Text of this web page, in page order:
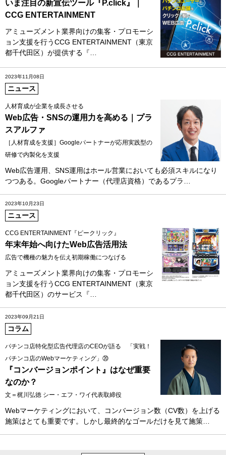
いま注目の新宣伝ツール『P.click』｜
CCG ENTERTAINMENT
アミューズメント業界向けの集客・プロモーシ
ョン支援を行うCCG ENTERTAINMENT（東京
都千代田区）が提供する『…
2023年11月08日
ニュース
人材育成が企業を成長させる
Web広告・SNSの運用力を高める｜プラ
スアルファ
［人材育成を支援］Googleパートナーが応用実践型の
研修で内製化を支援
Web広告運用、SNS運用はホール営業においても必須スキルになり
つつある。Googleパートナー（代理店資格）であるプラ…
2023年10月23日
ニュース
CCG ENTERTAINMENT『ピークリック』
年末年始へ向けたWeb広告活用法
広告で機種の魅力を伝え初期稼働につなげる
アミューズメント業界向けの集客・プロモーシ
ョン支援を行うCCG ENTERTAINMENT（東京
都千代田区）のサービス『…
2023年09月21日
コラム
パチンコ店特化型広告代理店のCEOが語る 「実戦！
パチンコ店のWebマーケティング」⑳
『コンバージョンポイント』はなぜ重要
なのか？
文＝梶川弘徳 シー・エフ・ワイ代表取締役
Webマーケティングにおいて、コンバージョン数（CV数）を上げる
施策はとても重要です。しかし最終的なゴールだけを見て施策…